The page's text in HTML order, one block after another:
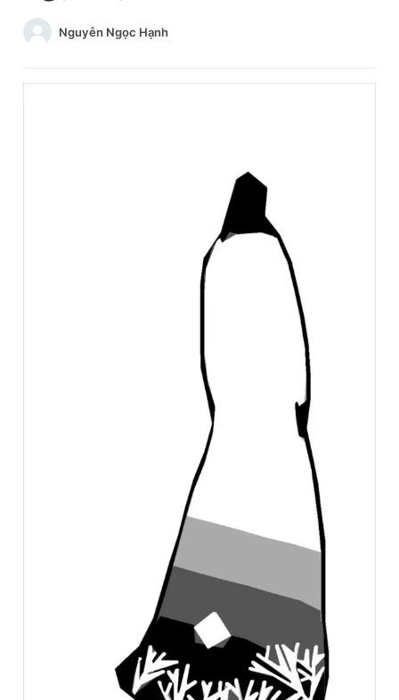
Chuyên mục khác
Magazine
Bạn cần biết
Liên hệ quảng cáo
Đọc Thanh Niên trên điện thoại
Liên hệ quảng cáo
0908 780 404
Quảng cáo RSS Tòa soạn Chính sách bảo
Tin đã xem
Đăng xuất
Nguyễn Ngọc Hạnh